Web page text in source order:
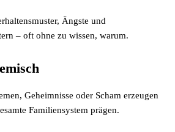
Ängste und
– oft ohne zu wissen, warum.
Geheimnisse oder Scham erzeugen
Familiensystem prägen.